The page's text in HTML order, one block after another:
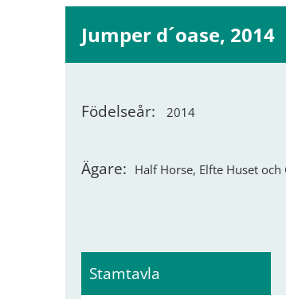
Jumper d´oase, 2014
Födelseår: 2014
Ägare: Half Horse, Elfte Huset
Stamtavla